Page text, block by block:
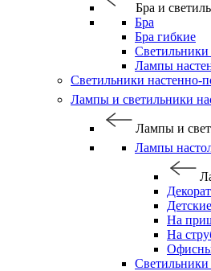
Бра и
Бра
Бра гибкие
Лампы
Светильники настенно-
Лампы и светильники
Лампы и
Лампы
Детские
На
На
Светильники